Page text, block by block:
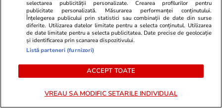
mai mare perete stâncos din
România, unde au rămas blocați
și au sunat la 112
Au fost scufundate în Dunăre și
selectarea publicității personalizate. Crearea profilurilor pentru
publicitate personalizată. Măsurarea performanței conținutului.
Înțelegerea publicului prin statistici sau combinații de date din surse
diferite. Utilizarea datelor limitate pentru a selecta conținutul. Utilizarea
de date limitate pentru a selecta publicitatea. Date precise de geolocație
și identificarea prin scanarea dispozitivului.
Listă parteneri (furnizori)
ACCEPT TOATE
VREAU SA MODIFIC SETARILE INDIVIDUAL